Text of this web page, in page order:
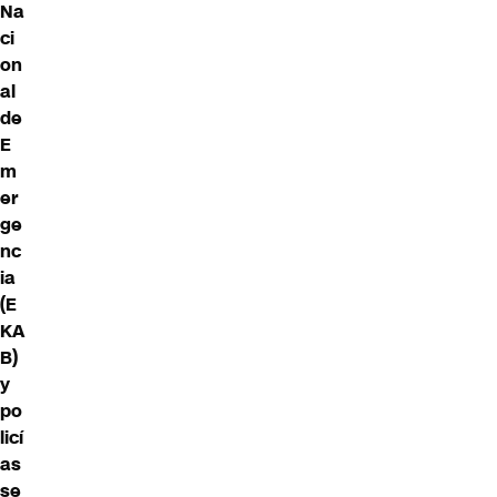
Na
ci
on
al
de
E
m
er
ge
nc
ia
(E
KA
B)
y
po
licí
as
se